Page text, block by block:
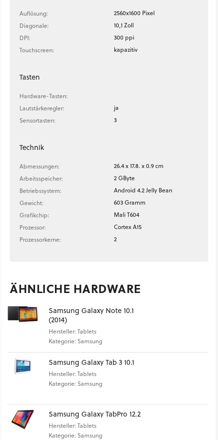
Auflösung:
2560x1600 Pixel
Diagonale:
10,1 Zoll
DPI:
300 ppi
Touchscreen:
kapazitiv
Tasten
Hardware-Tasten:
Lautstärkeregler:
ja
Sensortasten:
3
Technik
Abmessungen:
26.4 x 17.8. x 0.9 cm
Arbeitsspeicher:
2 GByte
Betriebssystem:
Android 4.2 Jelly Bean
Gewicht:
603 Gramm
Grafikchip:
Mali T604
Prozessor:
Cortex A15
Prozessorkerne:
2
ÄHNLICHE HARDWARE
Samsung Galaxy Note 10.1
(2014)
Hersteller: Tablets
Kategorie: Samsung
Samsung Galaxy Tab 3 10.1
Hersteller: Tablets
Kategorie: Samsung
Samsung Galaxy TabPro 12.2
Hersteller: Tablets
Kategorie: Samsung